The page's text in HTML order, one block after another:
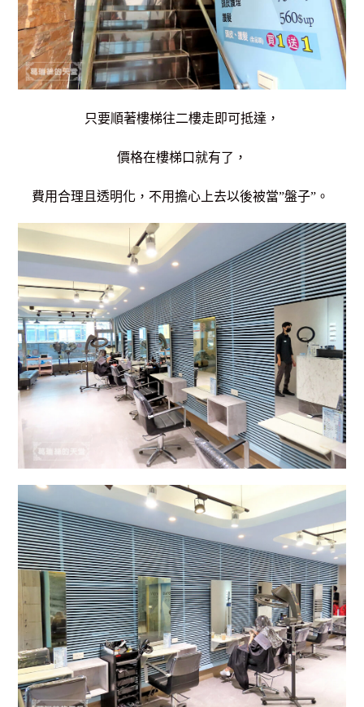
只要順著樓梯往二樓走即可抵達，
價格在樓梯口就有了，
費用合理且透明化，不用擔心上去以後被當”盤子”。